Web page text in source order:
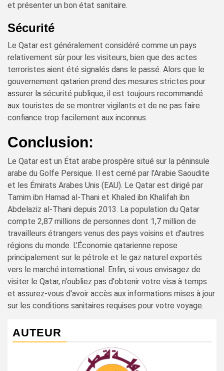
et présenter un bon état sanitaire.
Sécurité
Le Qatar est généralement considéré comme un pays
relativement sûr pour les visiteurs, bien que des actes
terroristes aient été signalés dans le passé. Alors que le
gouvernement qatarien prend des mesures strictes pour
assurer la sécurité publique, il est toujours recommandé
aux touristes de se montrer vigilants et de ne pas faire
confiance trop facilement aux inconnus.
Conclusion:
Le Qatar est un État arabe prospère situé sur la péninsule
arabe du Golfe Persique. Il est cerné par l’Arabie Saoudite
et les Émirats Arabes Unis (EAU). Le Qatar est dirigé par
Tamim ibn Hamad al-Thani et Khaled ibn Khalifah ibn
Abdelaziz al-Thani depuis 2013. La population du Qatar
compte 2,87 millions de personnes dont 1,7 million de
travailleurs étrangers venus des pays voisins et d'autres
régions du monde. L’Économie qatarienne repose
principalement sur le pétrole et le gaz naturel exportés
vers le marché international. Enfin, si vous envisagez de
visiter le Qatar, n'oubliez pas d'obtenir votre visa à temps
et assurez-vous d'avoir accès aux informations mises à jour
sur les conditions sanitaires requises pour votre voyage.
AUTEUR